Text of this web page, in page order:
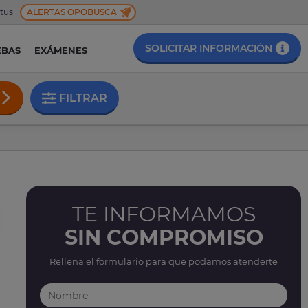
ALERTAS OPOBUSCA
EXÁMENES SOLICITAR INFORMACIÓN
FILTRAR
TE INFORMAMOS
SIN COMPROMISO
Rellena el formulario para que podamos atenderte